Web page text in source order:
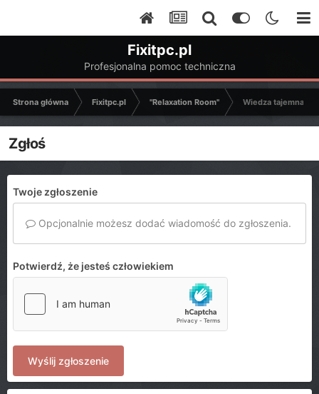
Fixitpc.pl
Profesjonalna pomoc techniczna
Strona główna Fixitpc.pl "Relaxation Room" Wiedza tajemna?
Zgłoś
Twoje zgłoszenie
Opcjonalnie możesz dodać wiadomość do zgłoszenia.
Potwierdź, że jesteś człowiekiem
Wyślij zgłoszenie